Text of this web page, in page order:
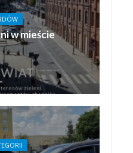
w mieście